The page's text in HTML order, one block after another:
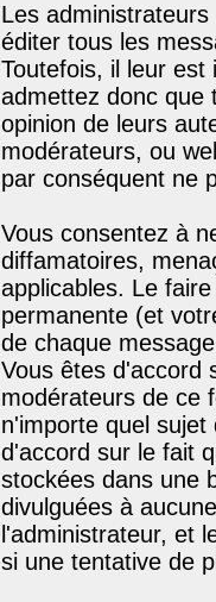
Les
éditer tous les
Toutefois, il leur est
admettez donc que
opinion de leurs
modérateurs, ou
par conséquent ne
Vous consentez à
diffamatoires,
applicables. Le
permanente (et
de chaque
Vous êtes d'accord
modérateurs de ce
n'importe quel
d'accord sur le fait
stockées dans une
divulguées à
l'administrateur, et
si une tentative de